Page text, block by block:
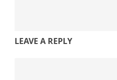
LEAVE A REPLY